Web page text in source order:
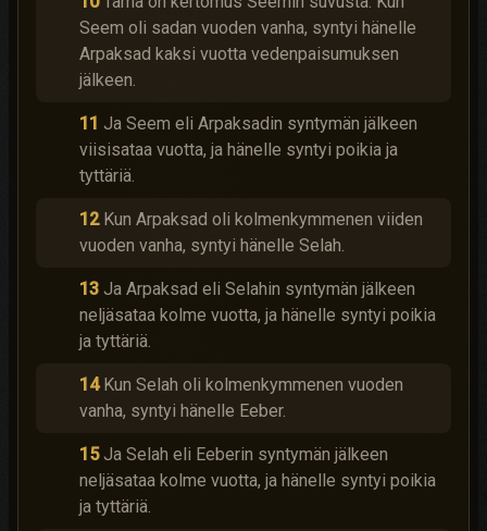
Seem oli sadan vuoden vanha, syntyi hänelle
Arpaksad kaksi vuotta vedenpaisumuksen
jälkeen.
11 Ja Seem eli Arpaksadin syntymän jälkeen
viisisataa vuotta, ja hänelle syntyi poikia ja
tyttäriä.
12 Kun Arpaksad oli kolmenkymmenen viiden
vuoden vanha, syntyi hänelle Selah.
13 Ja Arpaksad eli Selahin syntymän jälkeen
neljäsataa kolme vuotta, ja hänelle syntyi poikia
ja tyttäriä.
14 Kun Selah oli kolmenkymmenen vuoden
vanha, syntyi hänelle Eeber.
15 Ja Selah eli Eeberin syntymän jälkeen
neljäsataa kolme vuotta, ja hänelle syntyi poikia
ja tyttäriä.